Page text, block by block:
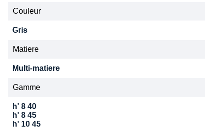
Couleur
Gris
Matiere
Multi-matiere
Gamme
h' 8 40
h' 8 45
h' 10 45